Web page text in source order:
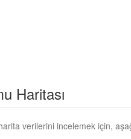
Haritası
verilerini incelemek için,